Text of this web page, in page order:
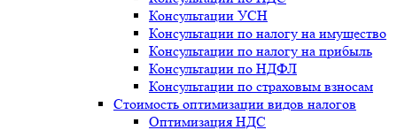
Консультации УСН
Консультации по налогу на имущество
Консультации по налогу на прибыль
Консультации по НДФЛ
Консультации по страховым взносам
Стоимость оптимизации видов налогов
Оптимизация НДС